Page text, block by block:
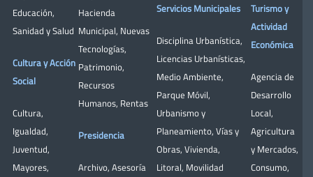
Educación,
Sanidad y Salud
Cultura y Acción
Social
Cultura,
Igualdad,
Juventud,
Mayores,
Hacienda
Municipal, Nuevas
Tecnologías,
Patrimonio,
Recursos
Humanos, Rentas
Presidencia
Archivo, Asesoría
Servicios Municipales
Disciplina Urbanística,
Licencias Urbanísticas,
Medio Ambiente,
Parque Móvil,
Urbanismo y
Planeamiento, Vías y
Obras, Vivienda,
Litoral, Movilidad
Turismo y
Actividad
Económica
Agencia de
Desarrollo
Local,
Agricultura
y Mercados,
Consumo,